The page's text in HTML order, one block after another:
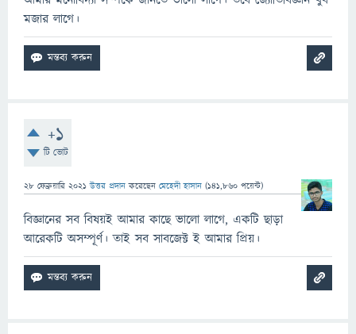
মজার লাগে।
+1
টি ভোট
28 ফেব্রুয়ারি 2021 উত্তর প্রদান করেছেন মেহেদী হাসান (141,860 পয়েন্ট)
বিজ্ঞানের সব বিষয়ই আমার কাছে ভালো লাগে, একটি ছাড়া
আরেকটি অসম্পূর্ণ। তাই সব সাবজেক্ট ই আমার প্রিয়।